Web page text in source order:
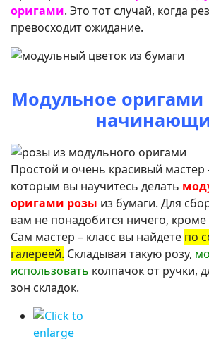
оригами. Это тот случай, когда
превосходит ожидание.
Модульное оригами
Простой и очень красивый мастер
которым вы научитесь делать
оригами розы из бумаги. Для
вам не понадобится ничего,
Сам мастер – класс вы найдете по
галереей. Складывая такую розу,
использовать колпачок от ручки,
зон складок.